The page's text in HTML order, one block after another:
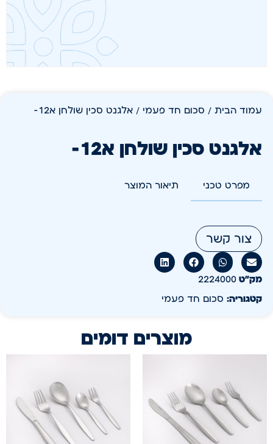
עמוד הבית / סכום חד פעמי / אלגנט סכין שולחן א12-
אלגנט סכין שולחן א12-
מפרט טכני תיאור המוצר
צור קשר
מק״ט 2224000
קטגוריה: סכום חד פעמי
מוצרים דומים